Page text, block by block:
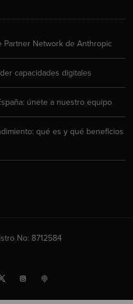
Partner Network de Anthropic
capacidades digitales
únete a nuestro equipo
qué es y qué beneficios
No: 8712584